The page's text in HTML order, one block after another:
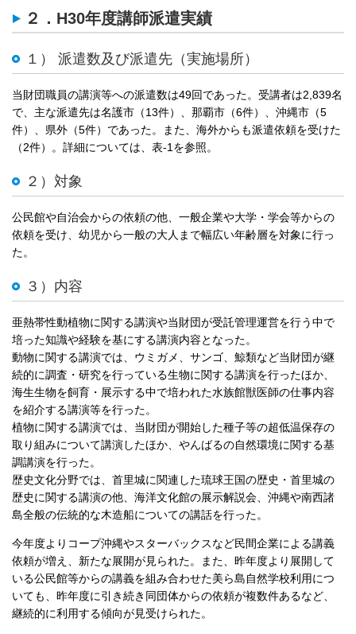
２．H30年度講師派遣実績
１） 派遣数及び派遣先（実施場所）
当財団職員の講演等への派遣数は49回であった。受講者は2,839名
で、主な派遣先は名護市（13件）、那覇市（6件）、沖縄市（5
件）、県外（5件）であった。また、海外からも派遣依頼を受けた
（2件）。詳細については、表-1を参照。
２）対象
公民館や自治会からの依頼の他、一般企業や大学・学会等からの
依頼を受け、幼児から一般の大人まで幅広い年齢層を対象に行っ
た。
３）内容
亜熱帯性動植物に関する講演や当財団が受託管理運営を行う中で
培った知識や経験を基にする講演内容となった。
動物に関する講演では、ウミガメ、サンゴ、鯨類など当財団が継
続的に調査・研究を行っている生物に関する講演を行ったほか、
海生生物を飼育・展示する中で培われた水族館獣医師の仕事内容
を紹介する講演等を行った。
植物に関する講演では、当財団が開始した種子等の超低温保存の
取り組みについて講演したほか、やんばるの自然環境に関する基
調講演を行った。
歴史文化分野では、首里城に関連した琉球王国の歴史・首里城の
歴史に関する講演の他、海洋文化館の展示解説会、沖縄や南西諸
島全般の伝統的な木造船についての講話を行った。
今年度よりコープ沖縄やスターバックスなど民間企業による講義
依頼が増え、新たな展開が見られた。また、昨年度より展開して
いる公民館等からの講義を組み合わせた美ら島自然学校利用につ
いても、昨年度に引き続き同団体からの依頼が複数件あるなど、
継続的に利用する傾向が見受けられた。